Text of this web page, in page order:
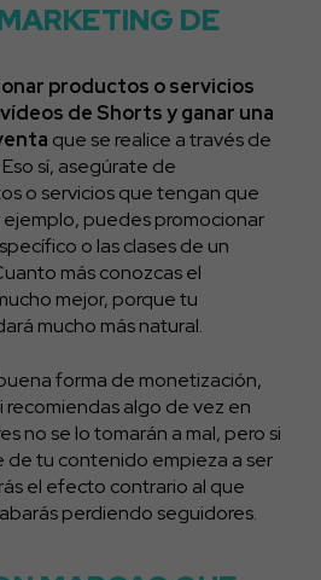
DE
productos o servicios
de Shorts y ganar una
que se realice a través de
sí, asegúrate de
o servicios que tengan que
ejemplo, puedes promocionar
o las clases de un
más conozcas el
mejor, porque tu
mucho más natural.
forma de monetización,
recomiendas algo de vez en
no se lo tomarán a mal, pero si
tu contenido empieza a ser
el efecto contrario al que
perdiendo seguidores.